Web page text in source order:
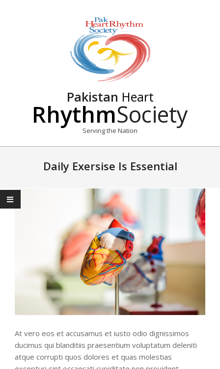
Pakistan Heart
RhythmSociety
Serving the Nation
Daily Exersise Is Essential
At vero eos et accusamus et iusto odio dignissimos
ducimus qui blanditiis praesentium voluptatum deleniti
atque corrupti quos dolores et quas molestias